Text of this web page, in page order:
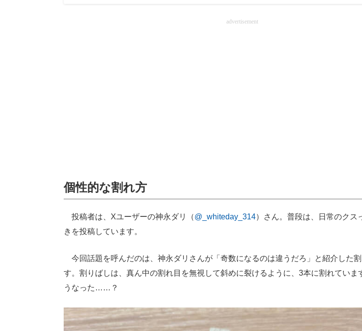
advertisement
個性的な割れ方
投稿者は、Xユーザーの神永ダリ（@_whiteday_314）さん。普段は、日常のクス
きを投稿しています。
今回話題を呼んだのは、神永ダリさんが「奇数になるのは違うだろ」と紹介した
す。割りばしは、真ん中の割れ目を無視して斜めに裂けるように、3本に割れていま
うなった……？